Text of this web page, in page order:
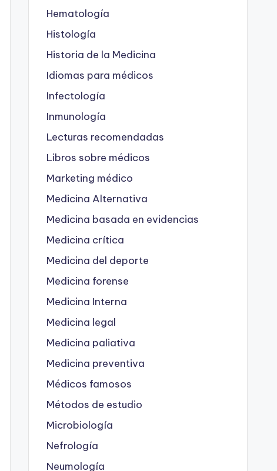
Hematología
Histología
Historia de la Medicina
Idiomas para médicos
Infectología
Inmunología
Lecturas recomendadas
Libros sobre médicos
Marketing médico
Medicina Alternativa
Medicina basada en evidencias
Medicina crítica
Medicina del deporte
Medicina forense
Medicina Interna
Medicina legal
Medicina paliativa
Medicina preventiva
Médicos famosos
Métodos de estudio
Microbiología
Nefrología
Neumología